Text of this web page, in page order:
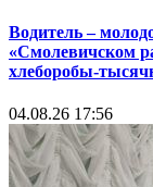
Водитель –
«Смолевичском
хлеборобы-
04.08.26 17:56